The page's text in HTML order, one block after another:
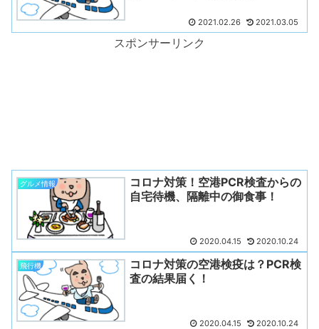
2021.02.26 2021.03.05
スポンサーリンク
グルメ情報
コロナ対策！空港PCR検査からの
自宅待機、隔離中の御食事！
2020.04.15 2020.10.24
飛行機
コロナ対策の空港検疫は？PCR検
査の結果届く！
2020.04.15 2020.10.24